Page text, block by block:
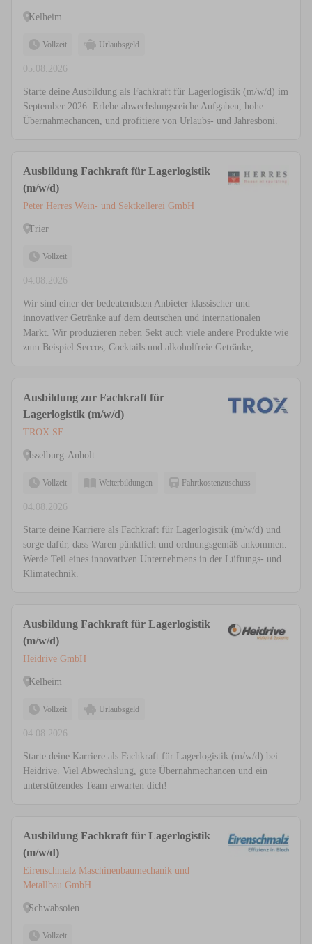
Kelheim
Vollzeit Urlaubsgeld
05.08.2026
Starte deine Ausbildung als Fachkraft für Lagerlogistik (m/w/d) im
September 2026. Erlebe abwechslungsreiche Aufgaben, hohe
Übernahmechancen, und profitiere von Urlaubs- und Jahresboni.
Ausbildung Fachkraft für Lagerlogistik
(m/w/d)
Peter Herres Wein- und Sektkellerei GmbH
Trier
Vollzeit
04.08.2026
Wir sind einer der bedeutendsten Anbieter klassischer und
innovativer Getränke auf dem deutschen und internationalen
Markt. Wir produzieren neben Sekt auch viele andere Produkte wie
zum Beispiel Seccos, Cocktails und alkoholfreie Getränke;...
Ausbildung zur Fachkraft für
Lagerlogistik (m/w/d)
TROX SE
Isselburg-Anholt
Vollzeit Weiterbildungen Fahrtkostenzuschuss
04.08.2026
Starte deine Karriere als Fachkraft für Lagerlogistik (m/w/d) und
sorge dafür, dass Waren pünktlich und ordnungsgemäß ankommen.
Werde Teil eines innovativen Unternehmens in der Lüftungs- und
Klimatechnik.
Ausbildung Fachkraft für Lagerlogistik
(m/w/d)
Heidrive GmbH
Kelheim
Vollzeit Urlaubsgeld
04.08.2026
Starte deine Karriere als Fachkraft für Lagerlogistik (m/w/d) bei
Heidrive. Viel Abwechslung, gute Übernahmechancen und ein
unterstützendes Team erwarten dich!
Ausbildung Fachkraft für Lagerlogistik
(m/w/d)
Eirenschmalz Maschinenbaumechanik und
Metallbau GmbH
Schwabsoien
Vollzeit